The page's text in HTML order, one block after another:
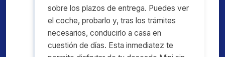
sobre los plazos de entrega. Puedes ver
el coche, probarlo y, tras los trámites
necesarios, conducirlo a casa en
cuestión de días. Esta inmediatez te